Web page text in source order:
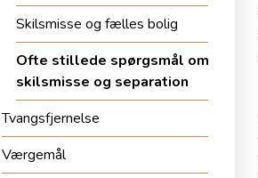
Skilsmisse og fælles bolig
Ofte stillede spørgsmål om
skilsmisse og separation
Tvangsfjernelse
Værgemål